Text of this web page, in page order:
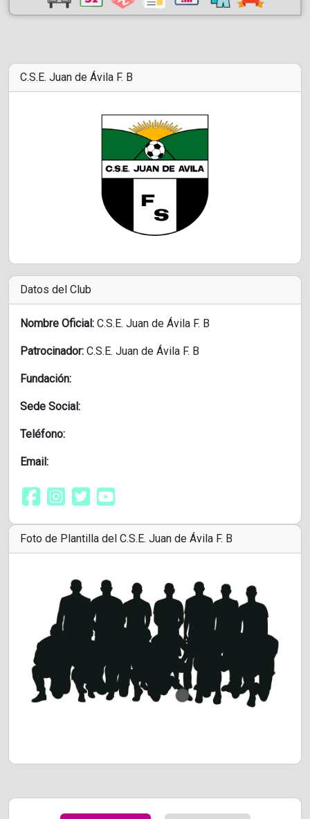
C.S.E. Juan de Ávila F. B
Datos del Club
Nombre Oficial: C.S.E. Juan de Ávila F. B
Patrocinador: C.S.E. Juan de Ávila F. B
Fundación:
Sede Social:
Teléfono:
Email:
Foto de Plantilla del C.S.E. Juan de Ávila F. B